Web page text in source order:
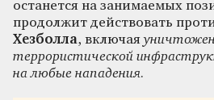
останется на занимаемых
продолжит действовать
Хезболла, включая
террористической
на любые нападения.